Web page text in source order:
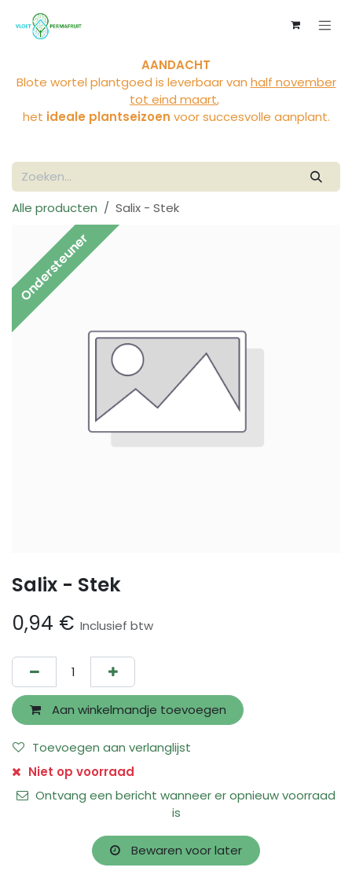
AANDACHT
Blote wortel plantgoed is leverbaar van half november
tot eind maart,
het ideale plantseizoen voor succesvolle aanplant.
Alle producten Salix - Stek
Ondersteuner
Salix - Stek
0,94 € Inclusief btw
Aan winkelmandje toevoegen
Toevoegen aan verlanglijst
Niet op voorraad
Ontvang een bericht wanneer er opnieuw voorraad
is
Bewaren voor later